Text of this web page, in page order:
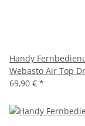
Handy
Webasto Air Top
69,90 € *